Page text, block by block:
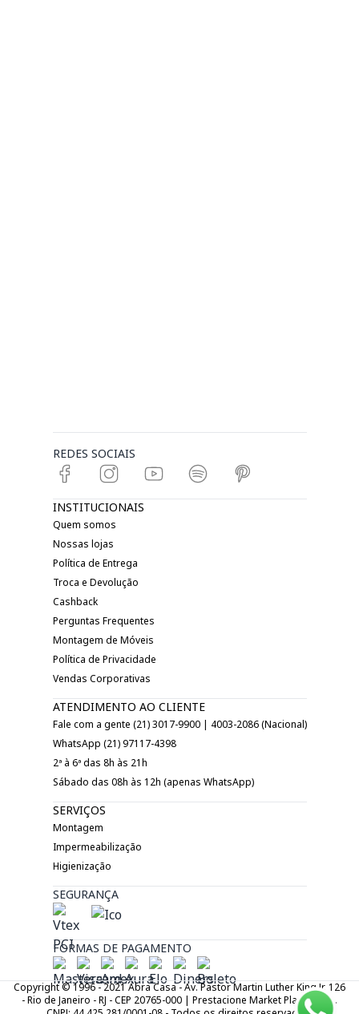
REDES SOCIAIS
INSTITUCIONAIS
Quem somos
Nossas lojas
Política de Entrega
Troca e Devolução
Cashback
Perguntas Frequentes
Montagem de Móveis
Política de Privacidade
Vendas Corporativas
ATENDIMENTO AO CLIENTE
Fale com a gente (21) 3017-9900 | 4003-2086 (Nacional)
WhatsApp (21) 97117-4398
2ª à 6ª das 8h às 21h
Sábado das 08h às 12h (apenas WhatsApp)
SERVIÇOS
Montagem
Impermeabilização
Higienização
SEGURANÇA
FORMAS DE PAGAMENTO
Copyright © 1996 - 2021 Abra Casa - Av. Pastor Martin Luther King Jr. 126
- Rio de Janeiro - RJ - CEP 20765-000 | Prestacione Market Place LTDA.